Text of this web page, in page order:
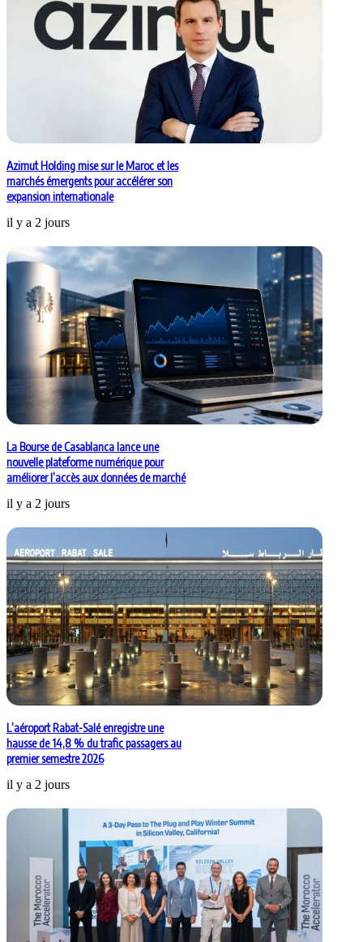
Azimut Holding mise sur le Maroc et les
marchés émergents pour accélérer son
expansion internationale
il y a 2 jours
La Bourse de Casablanca lance une
nouvelle plateforme numérique pour
améliorer l’accès aux données de marché
il y a 2 jours
L’aéroport Rabat-Salé enregistre une
hausse de 14,8 % du trafic passagers au
premier semestre 2026
il y a 2 jours